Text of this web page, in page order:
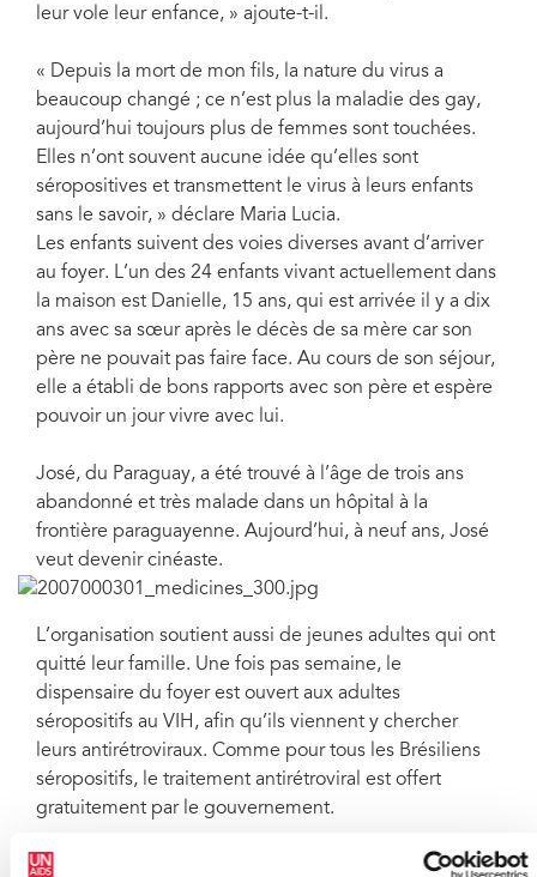
leur vole leur enfance, » ajoute-t-il.
« Depuis la mort de mon fils, la nature du virus a
beaucoup changé ; ce n’est plus la maladie des gay,
aujourd’hui toujours plus de femmes sont touchées.
Elles n’ont souvent aucune idée qu’elles sont
séropositives et transmettent le virus à leurs enfants
sans le savoir, » déclare Maria Lucia.
Les enfants suivent des voies diverses avant d’arriver
au foyer. L’un des 24 enfants vivant actuellement dans
la maison est Danielle, 15 ans, qui est arrivée il y a dix
ans avec sa sœur après le décès de sa mère car son
père ne pouvait pas faire face. Au cours de son séjour,
elle a établi de bons rapports avec son père et espère
pouvoir un jour vivre avec lui.
José, du Paraguay, a été trouvé à l’âge de trois ans
abandonné et très malade dans un hôpital à la
frontière paraguayenne. Aujourd’hui, à neuf ans, José
veut devenir cinéaste.
L’organisation soutient aussi de jeunes adultes qui ont
quitté leur famille. Une fois pas semaine, le
dispensaire du foyer est ouvert aux adultes
séropositifs au VIH, afin qu’ils viennent y chercher
leurs antirétroviraux. Comme pour tous les Brésiliens
séropositifs, le traitement antirétroviral est offert
gratuitement par le gouvernement.
En plus d’un appui matériel, la Sociedade Viva Cazuza